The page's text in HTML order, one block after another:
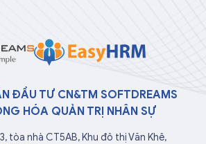
ĐẦU TƯ CN&TM SOFTDREAMS
HÓA QUẢN TRỊ NHÂN SỰ
tòa nhà CT5AB, Khu đô thị Văn Khê,